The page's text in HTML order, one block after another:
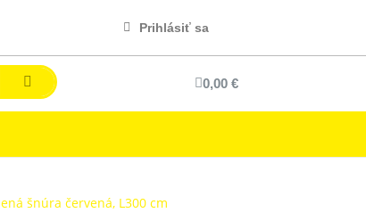
Prihlásiť sa
0,00 €
šnúra červená, L300 cm